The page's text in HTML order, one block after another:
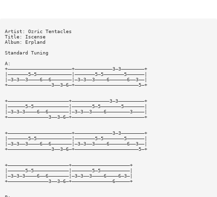
Artist: Ozric Tentacles
Title: Iscense
Album: Erpland
Standard Tuning
A:
+——————————————————————+—————————————3—3————————+
|———————5—5————————————|———————5—5———————5——————|
|—3—3——3————6——6———————|—3—3——3————6——————6——3——|
+———————————————3——3—6—+——————————————————————5—+
+—————————————————————+—————————————3—3—————————+
|——————5—5————————————|———————5—5———————5———————|
|—3—3—3————6——6———————|—3—3——3————6————————3————|
+——————————————3——3—6—+—————————————————————————+
+——————————————————————+—————————————3—3————————+
|———————5—5————————————|———————5—5———————5——————|
|—3—3——3————6——6———————|—3—3——3————6——————6——3——|
+———————————————3——3—6—+——————————————————————5—+
+—————————————————————+————————————————————+
|——————5—5————————————|———————5—5——————————|
|—3—3—3————6——6———————|—3—3——3————6————6—3—|
+——————————————3——3—6—+——————————————6—————+